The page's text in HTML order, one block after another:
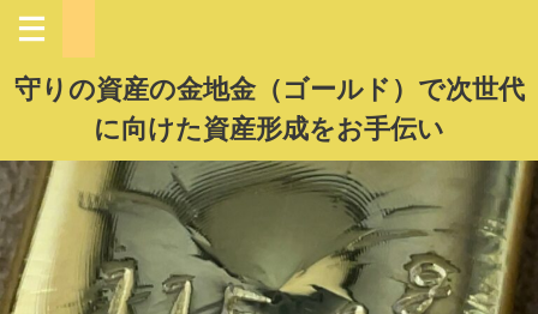
守りの資産の金地金（ゴールド）で次世代
に向けた資産形成をお手伝い